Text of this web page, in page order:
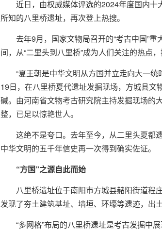
近日，由权威媒体评选的2024年度国内
所知的八里桥遗址，再次登上热搜。
去年9月，国家文物局召开的“考古中国”
间，从“二里头到八里桥”成为人们关注的热点，
“夏王朝是中华文明从方国并立走向大一
19日，在八里桥夏代遗址发掘现场，方城县
碱。由河南省文物考古研究院主持发掘现场的
整，已足以惊艳世人。
这绝不是夸口。去年至今，从二里头夏都
中华文明的五千年信史再一次得到确实佐证。
“方国”之源自此而始
八里桥遗址位于南阳市方城县赭阳街道程
发现了夯土建筑基址、墙垣、环壕等遗迹，出
“多网格”布局的八里桥遗址是考古发掘中